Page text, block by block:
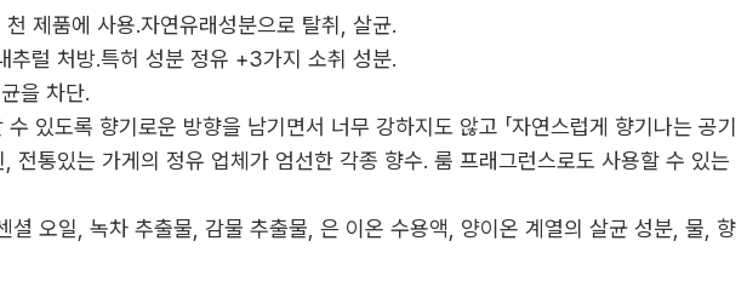
천 제품에 사용.자연유래성분으로 탈취, 살균.
추럴 처방.특허 성분 정유 +3가지 소취 성분.
을 차단.
수 있도록 향기로운 방향을 남기면서 너무 강하지도 않고 「자연스럽게 향기나는 공기
, 전통있는 가게의 정유 업체가 엄선한 각종 향수. 룸 프래그런스로도 사용할 수 있는
오일, 녹차 추출물, 감물 추출물, 은 이온 수용액, 양이온 계열의 살균 성분, 물, 향